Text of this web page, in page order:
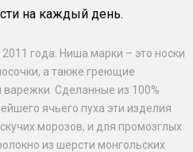
на каждый день.
года. Ниша марки – это носки
а также греющие
Сделанные из 100%
ячьего пуха эти изделия
морозов, и для промозглых
из шерсти монгольских